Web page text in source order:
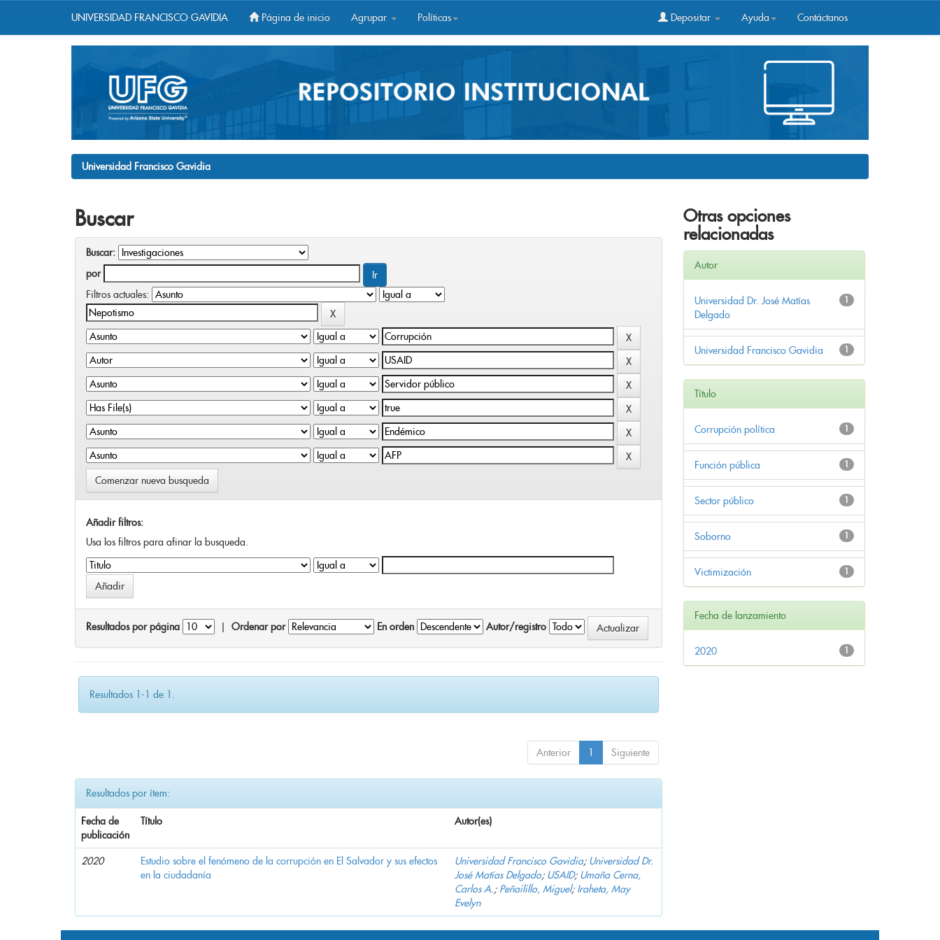
UNIVERSIDAD FRANCISCO GAVIDIA Página de inicio Agrupar Políticas Depositar Ayuda Contáctanos
Universidad Francisco Gavidia
Buscar
Buscar:
por
Filtros actuales:
Comenzar nueva busqueda
Añadir filtros:
Usa los filtros para afinar la busqueda.
Resultados por página Ordenar por En orden Autor/registro
Resultados 1-1 de 1.
Anterior 1 Siguiente
Resultados por ítem:
Fecha de
publicación
Título Autor(es)
2020
Estudio sobre el fenómeno de la corrupción en El Salvador y sus efectos
en la ciudadanía
Universidad Francisco Gavidia; Universidad Dr.
José Matías Delgado; USAID; Umaña Cerna,
Carlos A.; Peñailillo, Miguel; Iraheta, May
Evelyn
Otras opciones
relacionadas
Autor
1
Universidad Dr. José Matías
Delgado
1
Universidad Francisco Gavidia
Título
1
Corrupción política
1
Función pública
1
Sector público
1
Soborno
1
Victimización
Fecha de lanzamiento
1
2020